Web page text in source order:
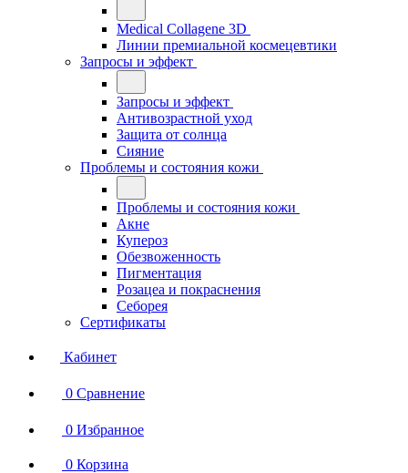
Medical Collagene 3D
Линии премиальной космецевтики
Запросы и эффект
Запросы и эффект
Антивозрастной уход
Защита от солнца
Сияние
Проблемы и состояния кожи
Проблемы и состояния кожи
Акне
Купероз
Обезвоженность
Пигментация
Розацеа и покраснения
Себорея
Сертификаты
Кабинет
0 Сравнение
0 Избранное
0 Корзина